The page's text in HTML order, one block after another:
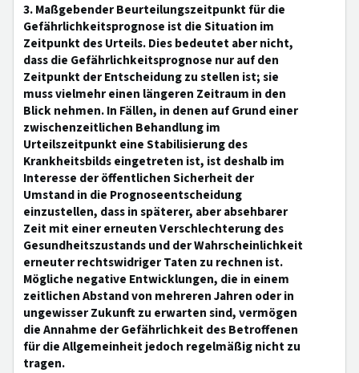
3. Maßgebender Beurteilungszeitpunkt für die
Gefährlichkeitsprognose ist die Situation im
Zeitpunkt des Urteils. Dies bedeutet aber nicht,
dass die Gefährlichkeitsprognose nur auf den
Zeitpunkt der Entscheidung zu stellen ist; sie
muss vielmehr einen längeren Zeitraum in den
Blick nehmen. In Fällen, in denen auf Grund einer
zwischenzeitlichen Behandlung im
Urteilszeitpunkt eine Stabilisierung des
Krankheitsbilds eingetreten ist, ist deshalb im
Interesse der öffentlichen Sicherheit der
Umstand in die Prognoseentscheidung
einzustellen, dass in späterer, aber absehbarer
Zeit mit einer erneuten Verschlechterung des
Gesundheitszustands und der Wahrscheinlichkeit
erneuter rechtswidriger Taten zu rechnen ist.
Mögliche negative Entwicklungen, die in einem
zeitlichen Abstand von mehreren Jahren oder in
ungewisser Zukunft zu erwarten sind, vermögen
die Annahme der Gefährlichkeit des Betroffenen
für die Allgemeinheit jedoch regelmäßig nicht zu
tragen.